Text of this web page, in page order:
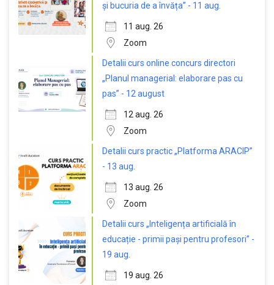
și bucuria de a învăța” - 11 aug.
11 aug. 26
Zoom
Detalii curs online concurs directori
„Planul managerial: elaborare pas cu
pas” - 12 august
12 aug. 26
Zoom
Detalii curs practic „Platforma ARACIP”
- 13 aug.
13 aug. 26
Zoom
Detalii curs „Inteligența artificială în
educație - primii pași pentru profesori” -
19 aug.
19 aug. 26